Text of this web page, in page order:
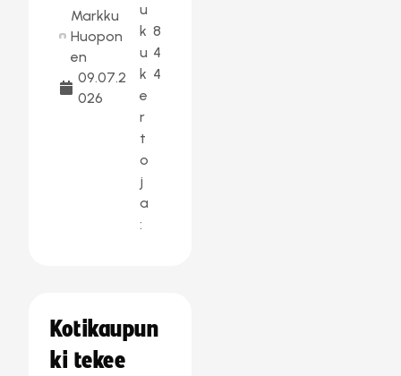
Markku
Huopon
en
09.07.2
026
u
k
u
k
e
r
t
o
j
a
:
8
4
4
Kotikaupun
ki tekee